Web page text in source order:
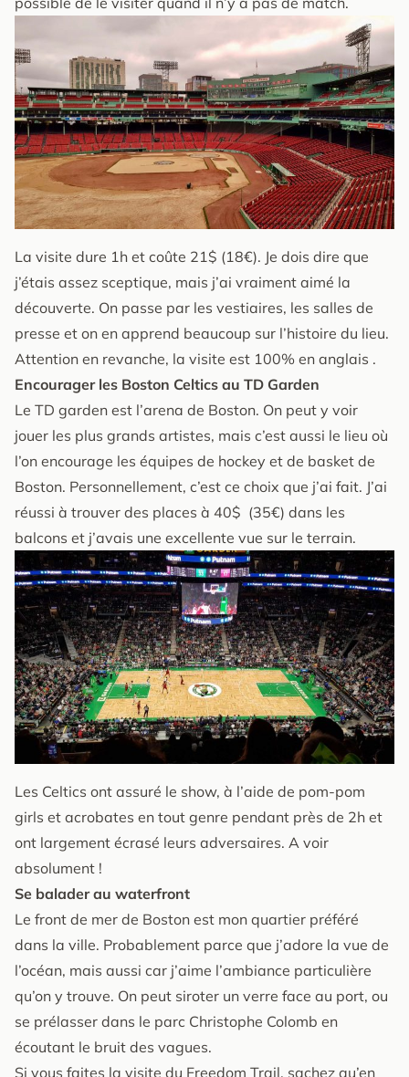
La visite dure 1h et coûte 21$ (18€). Je dois dire que
j’étais assez sceptique, mais j’ai vraiment aimé la
découverte. On passe par les vestiaires, les salles de
presse et on en apprend beaucoup sur l’histoire du lieu.
Attention en revanche, la visite est 100% en anglais .
Encourager les Boston Celtics au TD Garden
Le TD garden est l’arena de Boston. On peut y voir
jouer les plus grands artistes, mais c’est aussi le lieu où
l’on encourage les équipes de hockey et de basket de
Boston. Personnellement, c’est ce choix que j’ai fait. J’ai
réussi à trouver des places à 40$ (35€) dans les
balcons et j’avais une excellente vue sur le terrain.
Les Celtics ont assuré le show, à l’aide de pom-pom
girls et acrobates en tout genre pendant près de 2h et
ont largement écrasé leurs adversaires. A voir
absolument !
Se balader au waterfront
Le front de mer de Boston est mon quartier préféré
dans la ville. Probablement parce que j’adore la vue de
l’océan, mais aussi car j’aime l’ambiance particulière
qu’on y trouve. On peut siroter un verre face au port, ou
se prélasser dans le parc Christophe Colomb en
écoutant le bruit des vagues.
Si vous faites la visite du Freedom Trail, sachez qu’en